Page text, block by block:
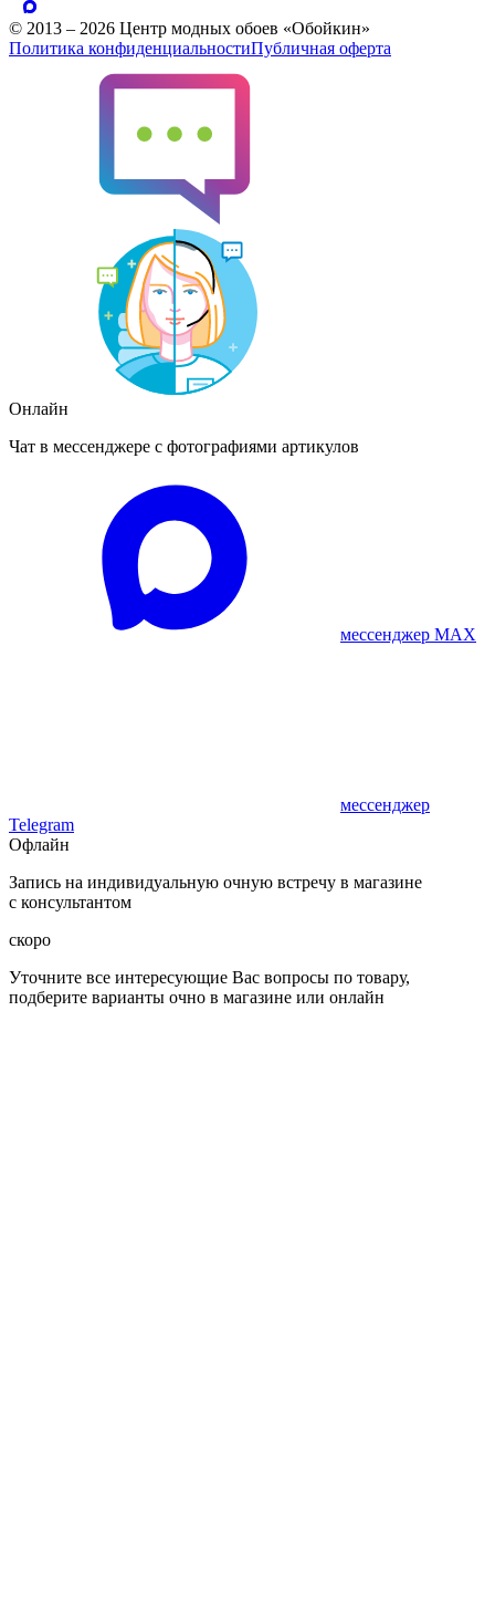
© 2013 – 2026 Центр модных обоев «Обойкин»
Политика конфиденциальностиПубличная оферта
Онлайн
Чат в мессенджере с фотографиями артикулов
мессенджер MAX
мессенджер
Telegram
Офлайн
Запись на индивидуальную очную встречу в магазине
с консультантом
скоро
Уточните все интересующие Вас вопросы по товару,
подберите варианты очно в магазине или онлайн